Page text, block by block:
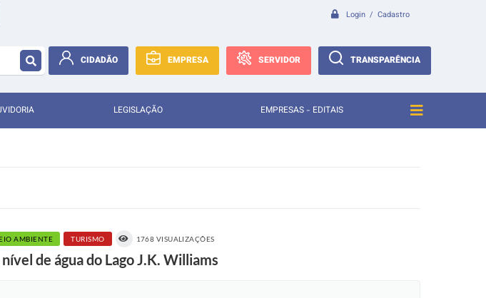
Login / Cadastro
CIDADÃO EMPRESA SERVIDOR TRANSPARÊNCIA
LEGISLAÇÃO EMPRESAS - EDITAIS
AMBIENTE TURISMO 1768 VISUALIZAÇÕES
de água do Lago J.K. Williams